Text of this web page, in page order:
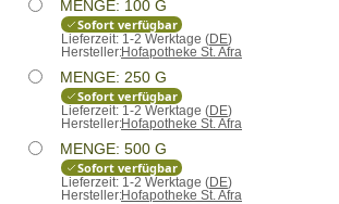
MENGE: 100 G
Sofort verfügbar
Lieferzeit: 1-2 Werktage (DE)
Hersteller:Hofapotheke St. Afra
MENGE: 250 G
Sofort verfügbar
Lieferzeit: 1-2 Werktage (DE)
Hersteller:Hofapotheke St. Afra
MENGE: 500 G
Sofort verfügbar
Lieferzeit: 1-2 Werktage (DE)
Hersteller:Hofapotheke St. Afra